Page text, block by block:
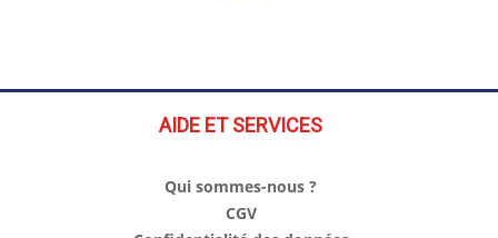
AIDE ET SERVICES
Qui sommes-nous ?
CGV